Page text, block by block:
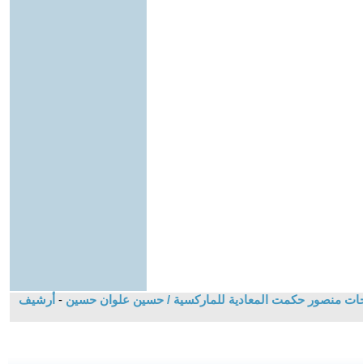
- أرشيف